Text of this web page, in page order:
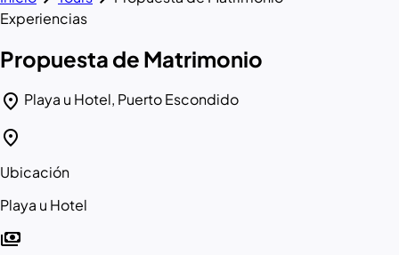
Experiencias
Propuesta de Matrimonio
location_on Playa u Hotel, Puerto Escondido
location_on
Ubicación
Playa u Hotel
payments